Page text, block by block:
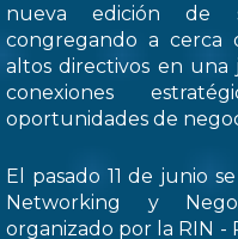
nueva edición de
congregando a cerca
altos directivos en
conexiones
oportunidades de
El pasado 11 de junio
Networking y
organizado por la RIN -